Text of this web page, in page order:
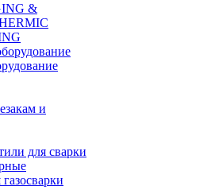
&
и
для сварки